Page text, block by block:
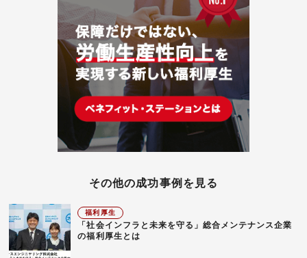
その他の成功事例を見る
福利厚生
「社会インフラと未来を守る」総合メンテナンス企業
の福利厚生とは